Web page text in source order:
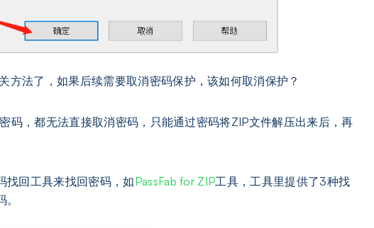
方法了，如果后续需要取消密码保护，该如何取消保护？
码，都无法直接取消密码，只能通过密码将ZIP文件解压出来后，再
找回工具来找回密码，如PassFab for ZIP工具，工具里提供了3种找